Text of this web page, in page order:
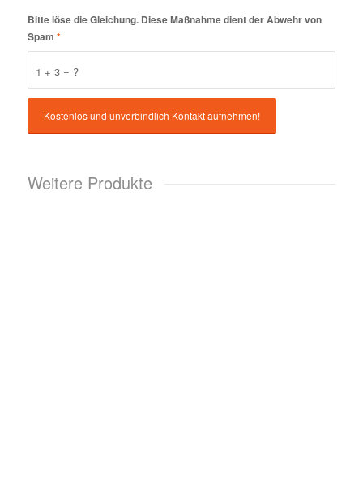
1 + 3 = ?
Bitte löse die Gleichung. Diese Maßnahme dient der Abwehr von
Spam *
Weitere Produkte